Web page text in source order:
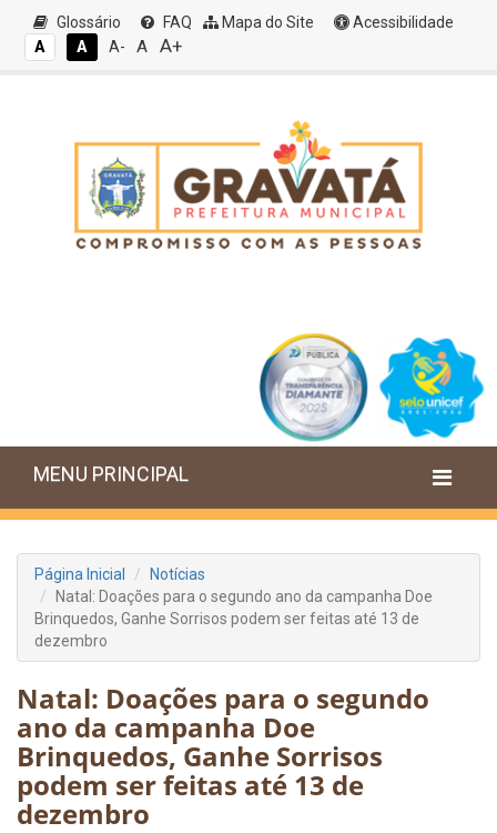
Glossário FAQ Mapa do Site
Acessibilidade
A
A A- A A+
MENU PRINCIPAL
Página Inicial
Notícias
Natal: Doações para o segundo ano da campanha Doe
Brinquedos, Ganhe Sorrisos podem ser feitas até 13 de
dezembro
Natal: Doações para o segundo
ano da campanha Doe
Brinquedos, Ganhe Sorrisos
podem ser feitas até 13 de
dezembro